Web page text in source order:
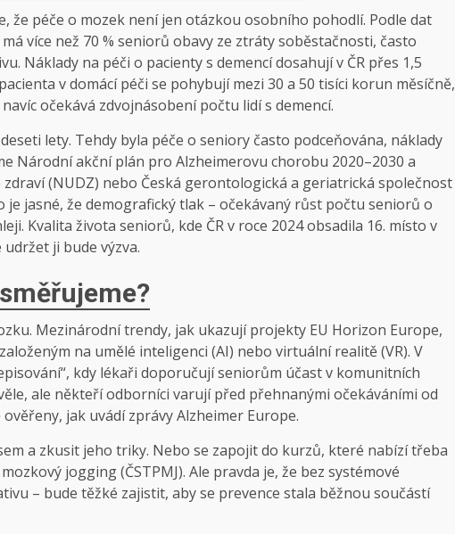
že péče o mozek není jen otázkou osobního pohodlí. Podle dat
více než 70 % seniorů obavy ze ztráty soběstačnosti, často
Náklady na péči o pacienty s demencí dosahují v ČR přes 1,5
v domácí péči se pohybují mezi 30 a 50 tisíci korun měsíčně,
očekává zdvojnásobení počtu lidí s demencí.
lety. Tehdy byla péče o seniory často podceňována, náklady
Národní akční plán pro Alzheimerovu chorobu 2020–2030 a
(NUDZ) nebo Česká gerontologická a geriatrická společnost
je jasné, že demografický tlak – očekávaný růst počtu seniorů o
Kvalita života seniorů, kde ČR v roce 2024 obsadila 16. místo v
ji bude výzva.
Mezinárodní trendy, jak ukazují projekty EU Horizon Europe,
na umělé inteligenci (AI) nebo virtuální realitě (VR). V
kdy lékaři doporučují seniorům účast v komunitních
ale někteří odborníci varují před přehnanými očekáváními od
jak uvádí zprávy Alzheimer Europe.
a zkusit jeho triky. Nebo se zapojit do kurzů, které nabízí třeba
jogging (ČSTPMJ). Ale pravda je, že bez systémové
– bude těžké zajistit, aby se prevence stala běžnou součástí